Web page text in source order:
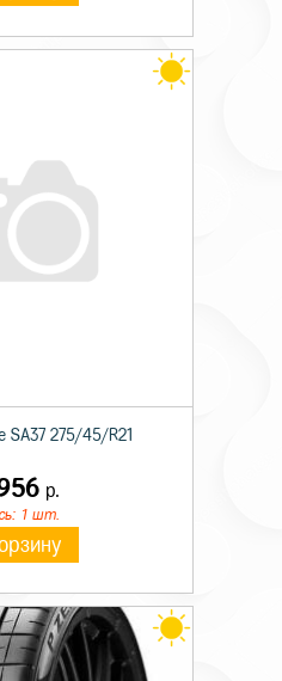
SA37 275/45/R21
р.
1 шт.